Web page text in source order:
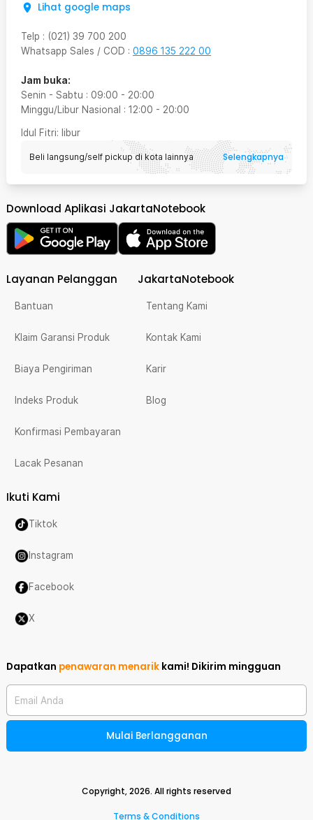
Lihat google maps
Telp : (021) 39 700 200
Whatsapp Sales / COD : 0896 135 222 00
Jam buka:
Senin - Sabtu : 09:00 - 20:00
Minggu/Libur Nasional : 12:00 - 20:00
Idul Fitri: libur
Beli langsung/self pickup di kota lainnya Selengkapnya
Download Aplikasi JakartaNotebook
Layanan Pelanggan
Bantuan
Klaim Garansi Produk
Biaya Pengiriman
Indeks Produk
Konfirmasi Pembayaran
Lacak Pesanan
JakartaNotebook
Tentang Kami
Kontak Kami
Karir
Blog
Ikuti Kami
Tiktok
Instagram
Facebook
X
Dapatkan penawaran menarik kami! Dikirim mingguan
Email Anda
Mulai Berlangganan
Copyright,2026. All rights reserved
Terms & Conditions